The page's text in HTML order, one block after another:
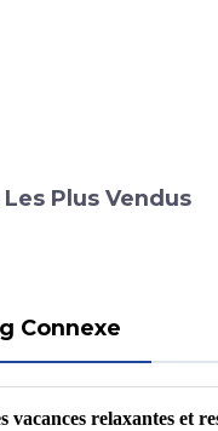
Plus Vendus
Connexe
vacances relaxantes et